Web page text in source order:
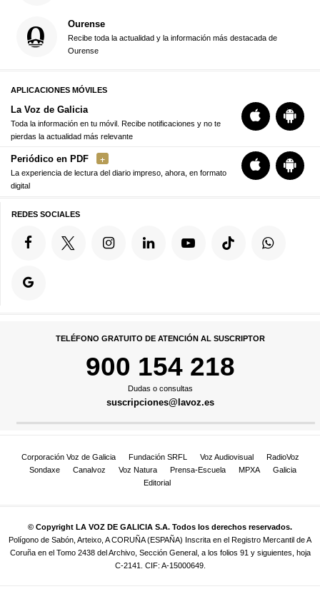
Ourense
Recibe toda la actualidad y la información más destacada de
Ourense
APLICACIONES MÓVILES
La Voz de Galicia
Toda la información en tu móvil. Recibe notificaciones y no te
pierdas la actualidad más relevante
Periódico en PDF
La experiencia de lectura del diario impreso, ahora, en formato
digital
REDES SOCIALES
TELÉFONO GRATUITO DE ATENCIÓN AL SUSCRIPTOR
900 154 218
Dudas o consultas
suscripciones@lavoz.es
Corporación Voz de Galicia Fundación SRFL Voz Audiovisual
RadioVoz
Sondaxe
Canalvoz Voz Natura Prensa-Escuela MPXA
Galicia
Editorial
© Copyright LA VOZ DE GALICIA S.A. Todos los derechos reservados.
Polígono de Sabón, Arteixo, A CORUÑA (ESPAÑA) Inscrita en el Registro Mercantil de A
Coruña en el Tomo 2438 del Archivo, Sección General, a los folios 91 y siguientes, hoja
C-2141. CIF: A-15000649.